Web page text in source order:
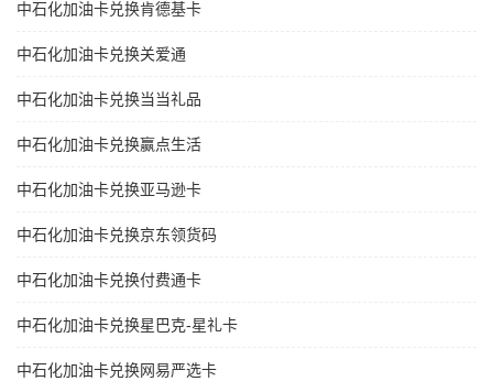
中石化加油卡兑换肯德基卡
中石化加油卡兑换关爱通
中石化加油卡兑换当当礼品
中石化加油卡兑换赢点生活
中石化加油卡兑换亚马逊卡
中石化加油卡兑换京东领货码
中石化加油卡兑换付费通卡
中石化加油卡兑换星巴克-星礼卡
中石化加油卡兑换网易严选卡